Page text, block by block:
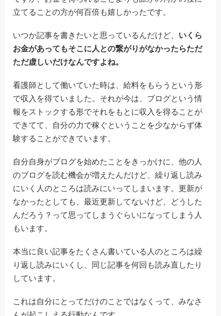
立てることの方が何百倍も嬉しかったです。
いつか記事を書きたいと思っているんだけど、 いくら
お金があってもそこに人との繋がりがなかったらただ
ただ虚しいだけなんですよね。
看護師として働いていた時は、給料をもらうという形
で収入を得ていました。それが今は、ブログという情
報をストックする形でそれをもとに収入を得ることが
できてて、自分の力で稼ぐということを少なからず体
験することができています。
自分自身がブログを始めたことをきっかけに、他の人
のブログを読む機会が増えたんだけど、繰り返し読み
にいく人のところは読みにいってしまいます。更新が
なかったとしても、最近更新してないけど、どうした
んだろう？って思ってしまうぐらいになってしまう人
もいます。
本当に良い記事をたくさん書いている人のところは繰
り返し読みにいくし、同じ記事を何回も読み直したり
しています。
これは自分にとってだけのことではなくって、みなさ